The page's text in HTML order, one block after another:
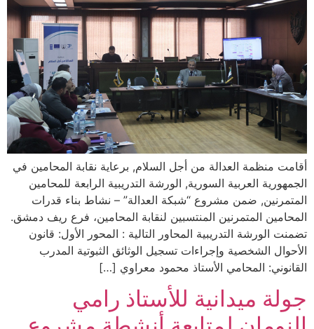
أقامت منظمة العدالة من أجل السلام, برعاية نقابة المحامين في
الجمهورية العربية السورية, الورشة التدريبية الرابعة للمحامين
المتمرنين, ضمن مشروع “شبكة العدالة” – نشاط بناء قدرات
المحامين المتمرنين المنتسبين لنقابة المحامين، فرع ريف دمشق.
تضمنت الورشة التدريبية المحاور التالية : المحور الأول: قانون
الأحوال الشخصية وإجراءات تسجيل الوثائق الثبوتية المدرب
القانوني: المحامي الأستاذ محمود معراوي […]
جولة ميدانية للأستاذ رامي